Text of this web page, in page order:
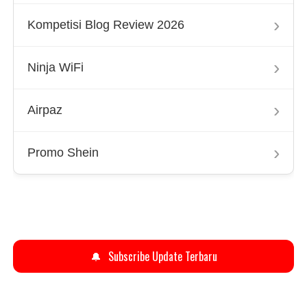
Kompetisi Blog Review 2026 ›
Ninja WiFi ›
Airpaz ›
Promo Shein ›
🔔 Subscribe Update Terbaru